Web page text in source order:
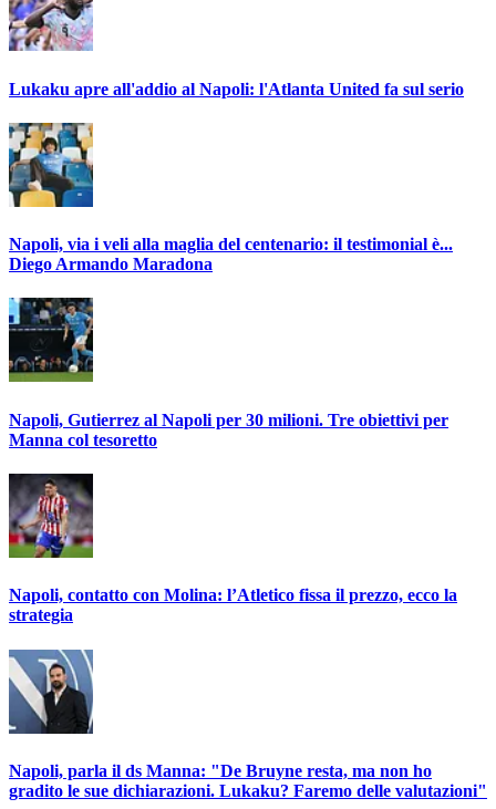
Lukaku apre all'addio al Napoli: l'Atlanta United fa sul serio
Napoli, via i veli alla maglia del centenario: il testimonial è...
Diego Armando Maradona
Napoli, Gutierrez al Napoli per 30 milioni. Tre obiettivi per
Manna col tesoretto
Napoli, contatto con Molina: l’Atletico fissa il prezzo, ecco la
strategia
Napoli, parla il ds Manna: "De Bruyne resta, ma non ho
gradito le sue dichiarazioni. Lukaku? Faremo delle valutazioni"